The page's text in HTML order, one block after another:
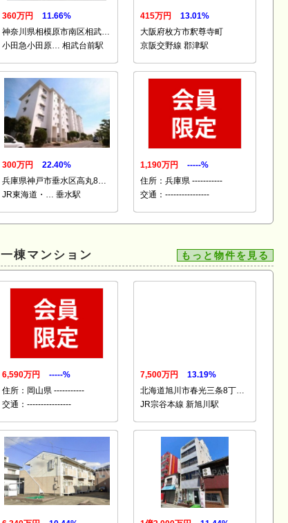
360万円
11.66%
神奈川県相模原市南区相武…
小田急小田原… 相武台前駅
415万円
13.01%
大阪府枚方市釈尊寺町
京阪交野線 郡津駅
300万円
22.40%
兵庫県神戸市垂水区高丸8…
JR東海道・… 垂水駅
1,190万円
-----%
住所：兵庫県 -----------
交通：----------------
一棟マンション もっと物件を見る
6,590万円
-----%
住所：岡山県 -----------
交通：----------------
7,500万円
13.19%
北海道旭川市春光三条8丁…
JR宗谷本線 新旭川駅